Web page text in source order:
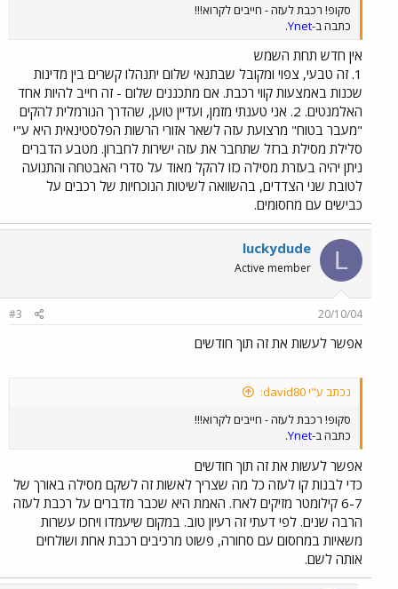
סקופ! רכבת לעזה - חייבים לקרוא!!!
כתבה ב-Ynet
.
אין חדש תחת השמש
1. זה טבעי, צפוי ומקובל שבתנאי שלום יתנהלו קשרים בין מדינות
שכנות באמצעות קווי רכבת. אם מתכננים שלום - זה חייב להיות אחד
האלמנטים. 2. אני טענתי מזמן, ועדיין טוען, שהדרך הנורמלית להקים
"מעבר בטוח" מרצועת עזה לשאר אזורי הרשות הפלסטינאית היא ע"י
סלילת מסילת ברזל שתחבר את עזה ישירות לחברון. מטבע הדברים
ניתן יהיה בעזרת מסילה כזו להקל מאוד על סדרי האבטחה והתנועה
לטובת שני הצדדים, בהשוואה לשיטות הנוכחיות של רכבים על
כבישים עם מחסומים.
L
luckydude
Active member
20/10/04
#3
אפשר לעשות את זה תוך חודשים
נכתב ע"י david80:
סקופ! רכבת לעזה - חייבים לקרוא!!!
כתבה ב-Ynet
.
אפשר לעשות את זה תוך חודשים
כדי לבנות קו לעזה כל מה שצריך לאשות זה לשקם מסילה באורך של
6-7 קילומטר מזיקים לארז. האמת היא שכבר מדברים על רכבת לעזה
הרבה שנים. לפי דעתי זה רעיון טוב. במקום שיעמדו ויחכו עשרות
משאיות במחסום עם סחורה, פשוט מרכיבים רכבת אחת ושולחים
אותה לשם.